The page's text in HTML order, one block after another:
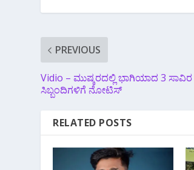
PREVIOUS
Vidio – ಮುಷ್ಕರದಲ್ಲಿ ಭಾಗಿಯಾದ 3
ಸಿಬ್ಬಂದಿಗಳಿಗೆ ನೋಟಿಸ್
RELATED POSTS